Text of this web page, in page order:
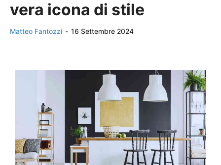
vera icona di stile
Matteo Fantozzi - 16 Settembre 2024